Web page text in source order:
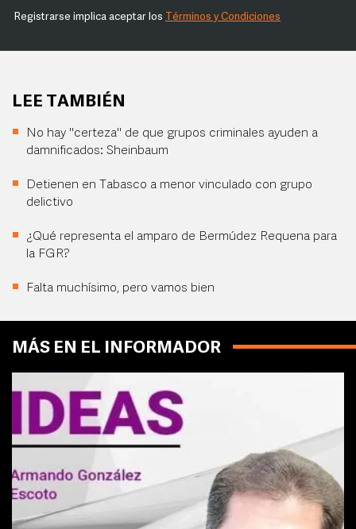
Registrarse implica aceptar los Términos y Condiciones
LEE TAMBIÉN
No hay "certeza" de que grupos criminales ayuden a
damnificados: Sheinbaum
Detienen en Tabasco a menor vinculado con grupo
delictivo
¿Qué representa el amparo de Bermúdez Requena para
la FGR?
Falta muchísimo, pero vamos bien
MÁS EN EL INFORMADOR